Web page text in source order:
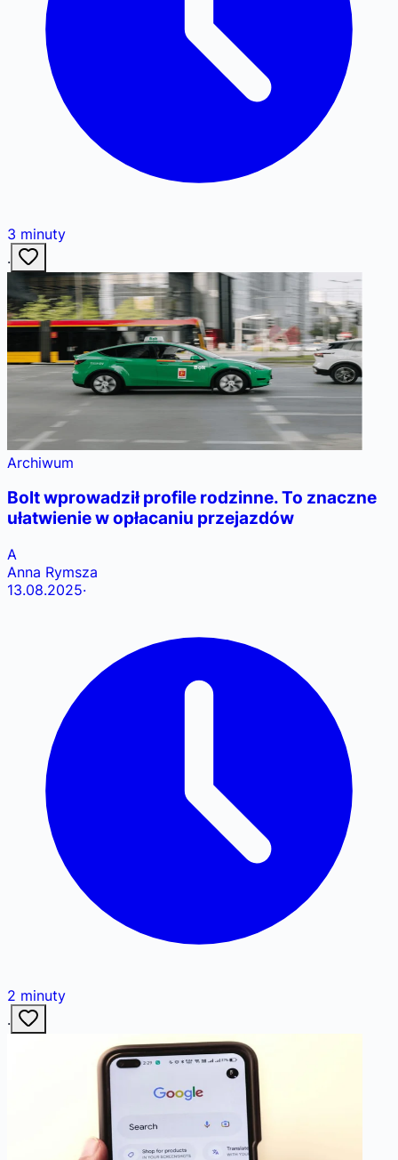
3 minuty
·
Archiwum
Bolt wprowadził profile rodzinne. To znaczne
ułatwienie w opłacaniu przejazdów
A
Anna Rymsza
13.08.2025·
2 minuty
·